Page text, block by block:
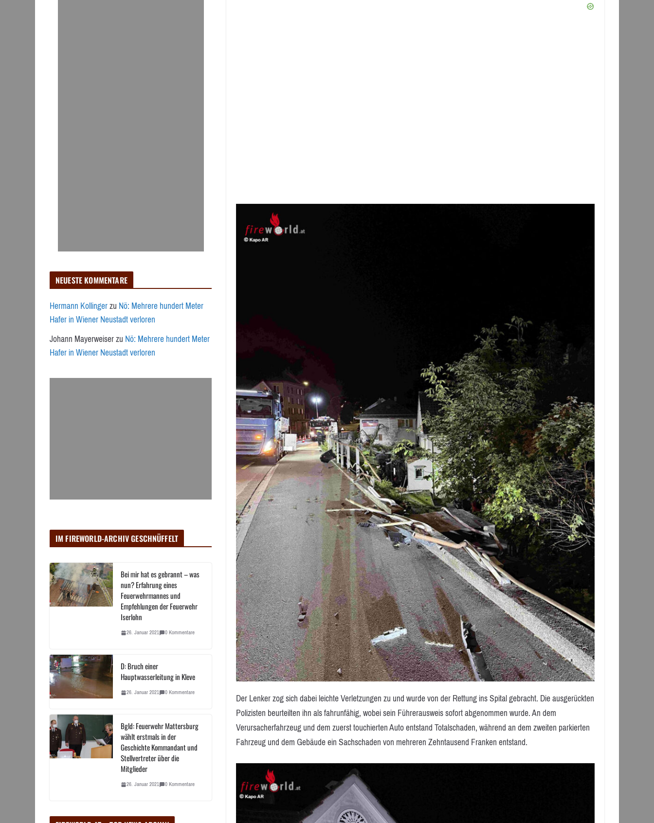
Der Lenker zog sich dabei leichte Verletzungen zu und wurde von der Rettung ins Spital gebracht. Die ausgerückten
Polizisten beurteilten ihn als fahrunfähig, wobei sein Führerausweis sofort abgenommen wurde. An dem
Verursacherfahrzeug und dem zuerst touchierten Auto entstand Totalschaden, während an dem zweiten parkierten
Fahrzeug und dem Gebäude ein Sachschaden von mehreren Zehntausend Franken entstand.
NEUESTE KOMMENTARE
Hermann KollingerzuNö: Mehrere hundert Meter
Hafer in Wiener Neustadt verloren
Johann MayerweiserzuNö: Mehrere hundert Meter
Hafer in Wiener Neustadt verloren
IM FIREWORLD-ARCHIV GESCHNÜFFELT
Bei mir hat es gebrannt – was
nun? Erfahrung eines
Feuerwehrmannes und
Empfehlungen der Feuerwehr
Iserlohn
26. Januar 2021 0 Kommentare
D: Bruch einer
Hauptwasserleitung in Kleve
26. Januar 2021 0 Kommentare
Bgld: Feuerwehr Mattersburg
wählt erstmals in der
Geschichte Kommandant und
Stellvertreter über die
Mitglieder
26. Januar 2021 0 Kommentare